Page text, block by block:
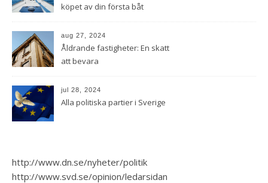
köpet av din första båt
aug 27, 2024
Åldrande fastigheter: En skatt
att bevara
jul 28, 2024
Alla politiska partier i Sverige
http://www.dn.se/nyheter/politik
http://www.svd.se/opinion/ledarsidan